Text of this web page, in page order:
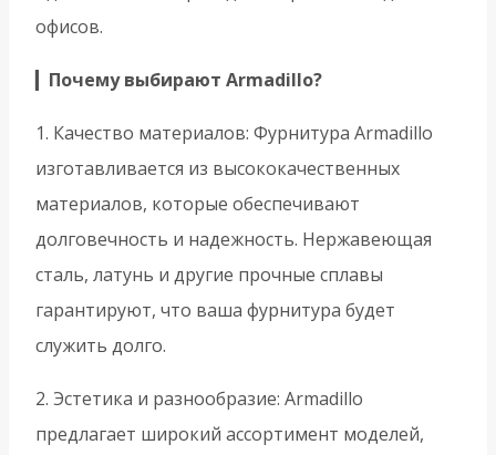
офисов.
Почему выбирают Armadillo?
1. Качество материалов: Фурнитура Armadillo
изготавливается из высококачественных
материалов, которые обеспечивают
долговечность и надежность. Нержавеющая
сталь, латунь и другие прочные сплавы
гарантируют, что ваша фурнитура будет
служить долго.
2. Эстетика и разнообразие: Armadillo
предлагает широкий ассортимент моделей,